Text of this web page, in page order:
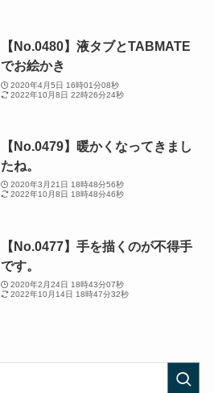
【No.0480】液タブとTABMATE
でお絵かき
2020年4月5日 16時01分08秒
2022年10月8日 22時26分24秒
【No.0479】暖かくなってきまし
たね。
2020年3月21日 18時48分56秒
2022年10月8日 18時48分46秒
【No.0477】手を描くのが不得手
です。
2020年2月24日 18時43分07秒
2022年10月14日 18時47分32秒